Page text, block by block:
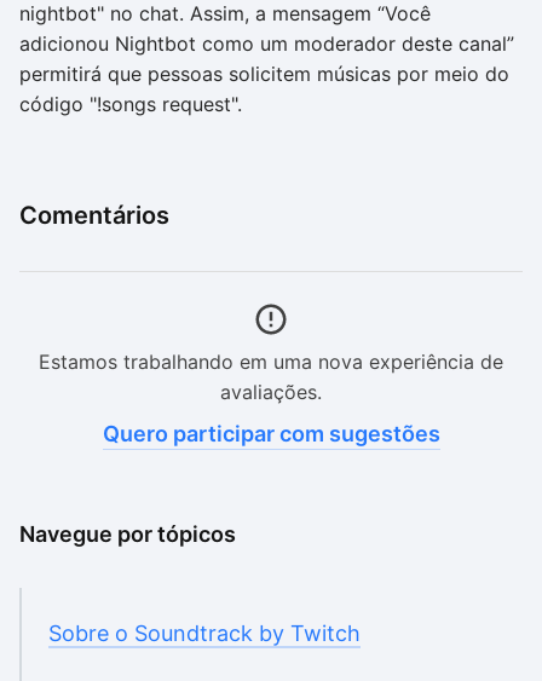
nightbot" no chat. Assim, a mensagem “Você
adicionou Nightbot como um moderador deste canal”
permitirá que pessoas solicitem músicas por meio do
código "!songs request".
Comentários
Estamos trabalhando em uma nova experiência de
avaliações.
Quero participar com sugestões
Navegue por tópicos
Sobre o Soundtrack by Twitch